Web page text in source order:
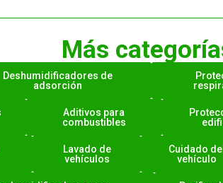
Más
Deshumidificadores de
adsorción
Aditivos para
combustibles
Lavado de
vehículos
Cuidado
vehículo